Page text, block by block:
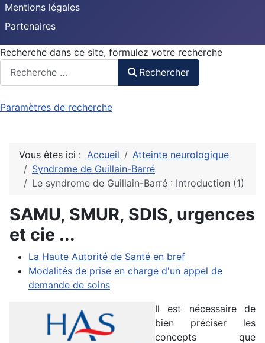
Mentions légales
Partenaires
Recherche dans ce site, formulez votre recherche
Rechercher
Paramètres de recherche
Vous êtes ici : Accueil
Atteinte neurologique
Syndrome de Guillain-Barré
Le syndrome de Guillain-Barré : Introduction (1)
SAMU, SMUR, SDIS, urgences
et cie ...
La Haute Autorité de Santé en bref
Modalités de prise en charge d'un appel de
demande de soins
Il est nécessaire de
bien préciser les
concepts que